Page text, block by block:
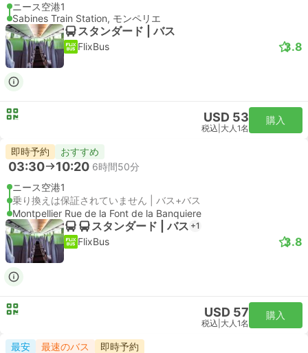
ニース空港1
Sabines Train Station, モンペリエ
スタンダード | バス
FlixBus 3.8
USD 53
税込 大人1名
購入
即時予約 おすすめ
03:30 10:20 6時間50分
ニース空港1
乗り換えは保証されていません | バス+バス
Montpellier Rue de la Font de la Banquiere
スタンダード | バス +1
FlixBus 3.8
USD 57
税込 大人1名
購入
最安 最速のバス 即時予約